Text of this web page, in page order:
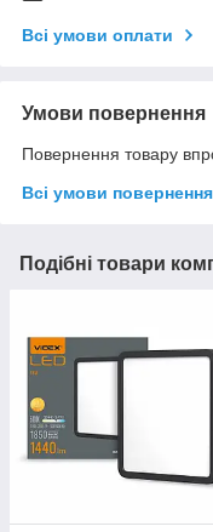
Всі умови оплати
Умови повернення
Повернення товару
Всі умови повернення
Подібні товари